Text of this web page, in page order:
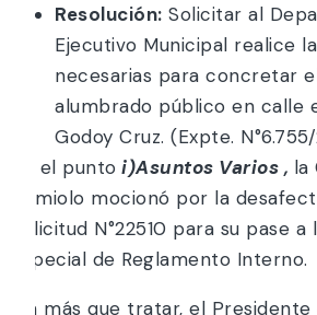
Resolución: Solicitar al
Ejecutivo Municipal realice
necesarias para concretar
alumbrado público en calle
Godoy Cruz. (Expte.
En el punto i)Asuntos Varios , la
Camiolo mocionó por la
Solicitud N°22510 para su pase
Especial de Reglamento Interno.
Sin más que tratar, el